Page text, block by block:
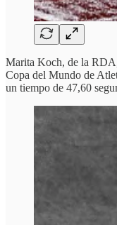
Marita Koch, de la
Copa del Mundo de
un tiempo de 47,60